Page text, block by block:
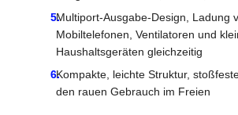
Multiport-Ausgabe-Design, Ladung
Mobiltelefonen, Ventilatoren und
Haushaltsgeräten gleichzeitig
Kompakte, leichte Struktur,
den rauen Gebrauch im Freien